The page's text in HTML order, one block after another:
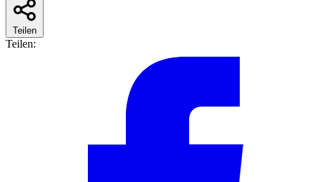
Teilen
Teilen: